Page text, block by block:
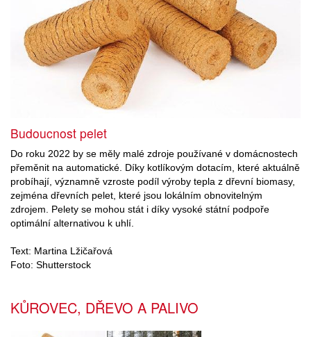
Budoucnost pelet
Do roku 2022 by se měly malé zdroje používané v domácnostech
přeměnit na automatické. Díky kotlíkovým dotacím, které aktuálně
probíhají, významně vzroste podíl výroby tepla z dřevní biomasy,
zejména dřevních pelet, které jsou lokálním obnovitelným
zdrojem. Pelety se mohou stát i díky vysoké státní podpoře
optimální alternativou k uhlí.
Text: Martina Lžičařová
Foto: Shutterstock
KŮROVEC, DŘEVO A PALIVO